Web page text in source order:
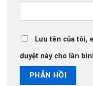
Lưu tên của tôi,
duyệt này cho lần